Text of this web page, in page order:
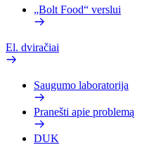
„Bolt Food“ verslui
El. dviračiai
Saugumo laboratorija
Pranešti apie problemą
DUK